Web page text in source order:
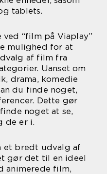
tablets.
“film på Viaplay”
mulighed for at
af film fra
Uanset om
drama, komedie
du finde noget,
Dette gør
noget at se,
de er i.
et bredt udvalg af
gør det til en ideel
animerede film,